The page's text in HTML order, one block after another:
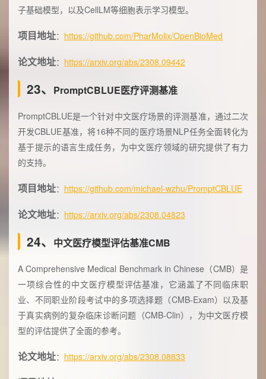
子基础模型，以及CellLM等细胞表示学习模型。
项目地址： https://github.com/PharMolix/OpenBioMed
论文地址： https://arxiv.org/abs/2308.09442
23、 PromptCBLUE医疗评测基准
PromptCBLUE是一个针对中文医疗场景的评测基准，通过二次
开发CBLUE基准，将16种不同的医疗场景NLP任务全面转化为
基于提示的语言生成任务，为中文医疗领域的研究提供了有力
的支持。
项目地址： https://github.com/michael-wzhu/PromptCBLUE
论文地址： https://arxiv.org/abs/2308.04823
24、 中文医疗模型评估基准CMB
A Comprehensive Medical Benchmark in Chinese（CMB）是
一项综合性的中文医疗模型评估基准，它涵盖了不同临床职
业、不同职业阶段考试中的多项选择题（CMB-Exam）以及基
于真实病例的复杂临床诊断问题（CMB-Clin），为中文医疗模
型的评估提供了全面的参考。
论文地址： https://arxiv.org/abs/2308.08833